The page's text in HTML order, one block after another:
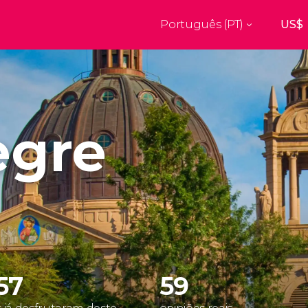
Top destinos
Paris
França
Nova
Estados
Florença
Itália Hungria
Madrid
Espanha Espanha
Amesterdão
Holanda
Milão
Itália
Praga
República Checa
Porto
Portugal
Ver todos os destinos
Português (PT)
59